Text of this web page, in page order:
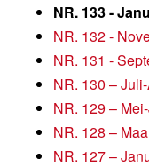
NR. 133 -
NR. 132 -
NR. 131 -
NR. 130 –
NR. 129 –
NR. 128 –
NR. 127 –